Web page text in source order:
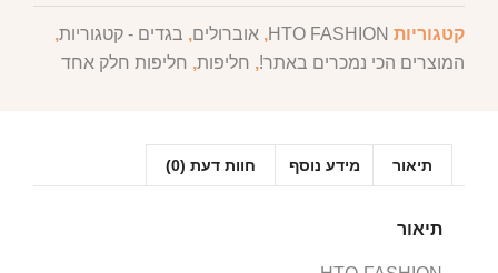
קטגוריות HTO FASHION
, אוברולים, בגדים - קטגוריות,
המוצרים הכי נמכרים באתר!, חליפות, חליפות חלק אחד
תיאור מידע נוסף חוות דעת (0)
תיאור